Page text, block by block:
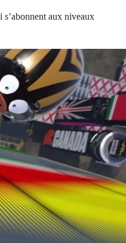
aux niveaux